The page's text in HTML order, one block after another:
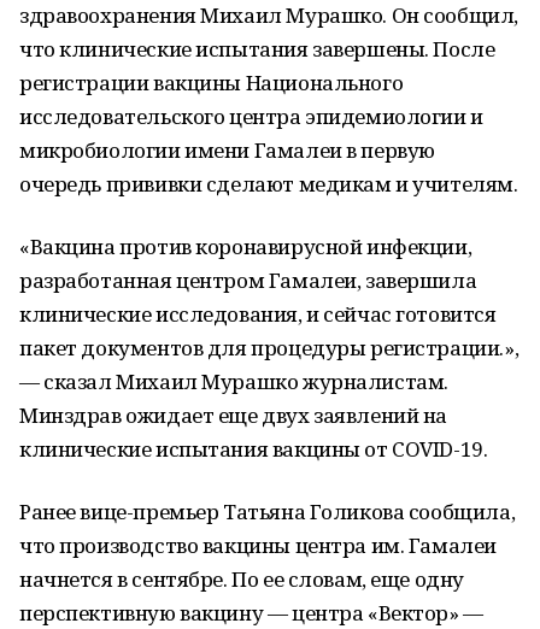
здравоохранения Михаил Мурашко. Он сообщил,
что клинические испытания завершены. После
регистрации вакцины Национального
исследовательского центра эпидемиологии и
микробиологии имени Гамалеи в первую
очередь прививки сделают медикам и учителям.
«Вакцина против коронавирусной инфекции,
разработанная центром Гамалеи, завершила
клинические исследования, и сейчас готовится
пакет документов для процедуры регистрации.»,
— сказал Михаил Мурашко журналистам.
Минздрав ожидает еще двух заявлений на
клинические испытания вакцины от COVID-19.
Ранее вице-премьер Татьяна Голикова сообщила,
что производство вакцины центра им. Гамалеи
начнется в сентябре. По ее словам, еще одну
перспективную вакцину — центра «Вектор» —